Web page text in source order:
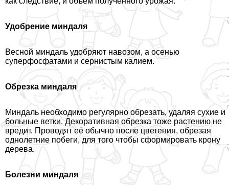
Удобрение миндаля
Весной миндаль удобряют навозом, а осенью
суперфосфатами и сернистым калием.
Обрезка миндаля
Миндаль необходимо регулярно обрезать, удаляя сухие и
больные ветки. Декоративная обрезка тоже растению не
вредит. Проводят её обычно после цветения, обрезая
однолетние побеги, для того чтобы сформировать крону
дерева.
Болезни миндаля